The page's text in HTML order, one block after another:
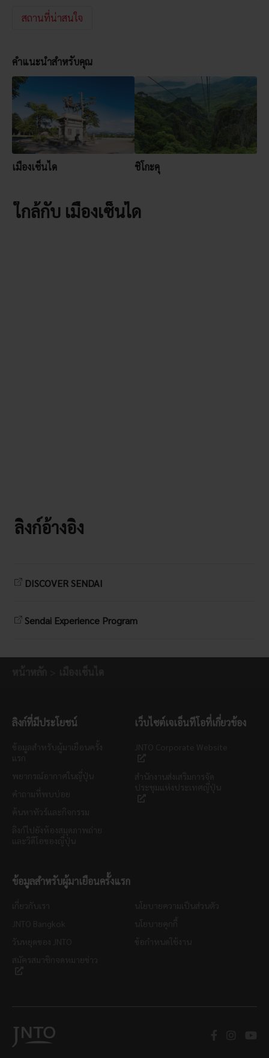
สถานที่น่าสนใจ
คำแนะนำสำหรับคุณ
เมืองเซ็นได ชิโกะคุ
ใกล้กับ เมืองเซ็นได
ลิงก์อ้างอิง
DISCOVER SENDAI
Sendai Experience Program
ลิงก์ที่มีประโยชน์ เว็บไซต์เจเอ็นทีโอที่เกี่ยวข้อง
ข้อมูลสำหรับผู้มาเยือนครั้งแรก